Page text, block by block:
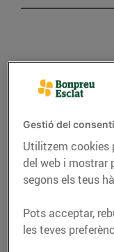
RECEPTES
Gestió del
Utilitzem cookies
del web i mostrar
segons els teus
Pots acceptar,
les teves